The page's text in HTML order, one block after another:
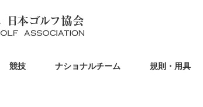
競技 ナショナルチーム 規則・用具